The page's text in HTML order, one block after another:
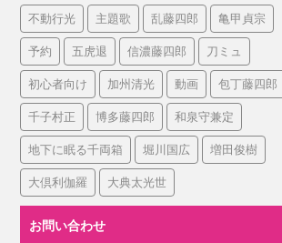
不動行光 主題歌 乱藤四郎 亀甲貞宗
予約 五虎退 信濃藤四郎 刀ミュ
初心者向け 加州清光 動画 包丁藤四郎
千子村正 博多藤四郎 和泉守兼定
地下に眠る千両箱 堀川国広 増田俊樹
大倶利伽羅 大典太光世
お問い合わせ